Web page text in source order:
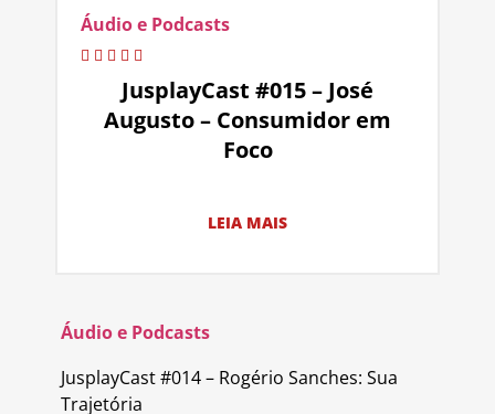
Áudio e Podcasts
JusplayCast #015 – José
Augusto – Consumidor em
Foco
LEIA MAIS
Áudio e Podcasts
JusplayCast #014 – Rogério Sanches: Sua
Trajetória